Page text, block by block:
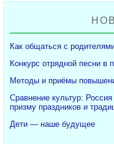
Как общаться с
Конкурс отрядной песни в
Методы и приёмы
Сравнение культур:
призму праздников и
Дети — наше будущее